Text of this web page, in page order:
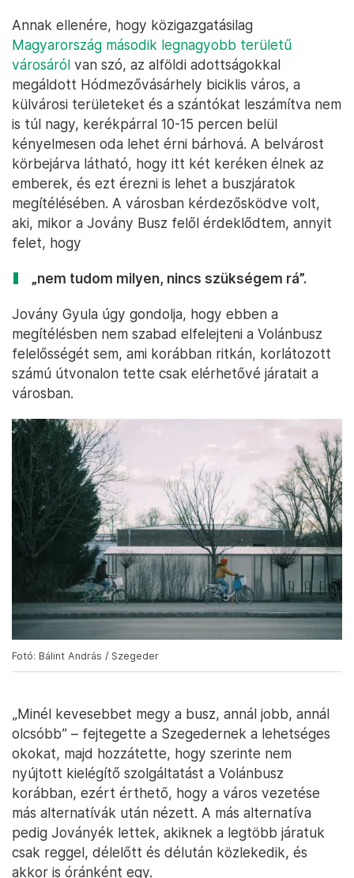
Annak ellenére, hogy közigazgatásilag
Magyarország második legnagyobb területű
városáról van szó, az alföldi adottságokkal
megáldott Hódmezővásárhely biciklis város, a
külvárosi területeket és a szántókat leszámítva nem
is túl nagy, kerékpárral 10-15 percen belül
kényelmesen oda lehet érni bárhová. A belvárost
körbejárva látható, hogy itt két keréken élnek az
emberek, és ezt érezni is lehet a buszjáratok
megítélésében. A városban kérdezősködve volt,
aki, mikor a Jovány Busz felől érdeklődtem, annyit
felet, hogy
„nem tudom milyen, nincs szükségem rá”.
Jovány Gyula úgy gondolja, hogy ebben a
megítélésben nem szabad elfelejteni a Volánbusz
felelősségét sem, ami korábban ritkán, korlátozott
számú útvonalon tette csak elérhetővé járatait a
városban.
Fotó: Bálint András / Szegeder
„Minél kevesebbet megy a busz, annál jobb, annál
olcsóbb” – fejtegette a Szegedernek a lehetséges
okokat, majd hozzátette, hogy szerinte nem
nyújtott kielégítő szolgáltatást a Volánbusz
korábban, ezért érthető, hogy a város vezetése
más alternatívák után nézett. A más alternatíva
pedig Joványék lettek, akiknek a legtöbb járatuk
csak reggel, délelőtt és délután közlekedik, és
akkor is óránként egy.